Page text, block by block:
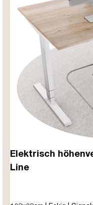
Elektrisch
Line